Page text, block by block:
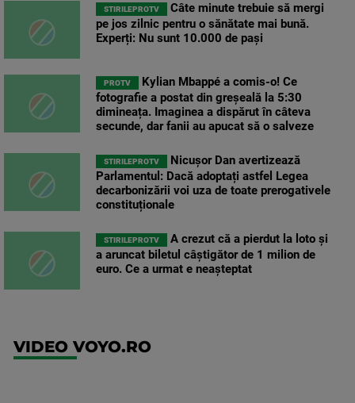
STIRILEPROTV
Câte minute trebuie să mergi
pe jos zilnic pentru o sănătate mai bună.
Experți: Nu sunt 10.000 de pași
PROTV
Kylian Mbappé a comis-o! Ce
fotografie a postat din greșeală la 5:30
dimineața. Imaginea a dispărut în câteva
secunde, dar fanii au apucat să o salveze
STIRILEPROTV
Nicușor Dan avertizează
Parlamentul: Dacă adoptați astfel Legea
decarbonizării voi uza de toate prerogativele
constituționale
STIRILEPROTV
A crezut că a pierdut la loto și
a aruncat biletul câștigător de 1 milion de
euro. Ce a urmat e neașteptat
VIDEO VOYO.RO